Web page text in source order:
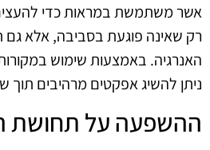
אשר משתמשת במראות כדי
רק שאינה פוגעת בסביבה, אלא
ניתן להשיג אפקטים מרהיבים תוך
ההשפעה על תחושת